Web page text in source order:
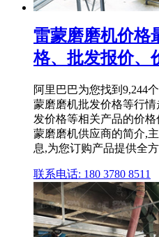
雷蒙磨磨机价格
格、批发报价、
阿里巴巴为您找到9,244
蒙磨磨机批发价格等行
发价格等相关产品的价
蒙磨磨机供应商的简介,
息,为您订购产品提供全
联系电话: 180 3780 8511